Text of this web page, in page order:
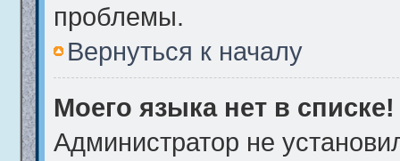
проблемы.
Вернуться к началу
Моего языка нет в списке!
Администратор не